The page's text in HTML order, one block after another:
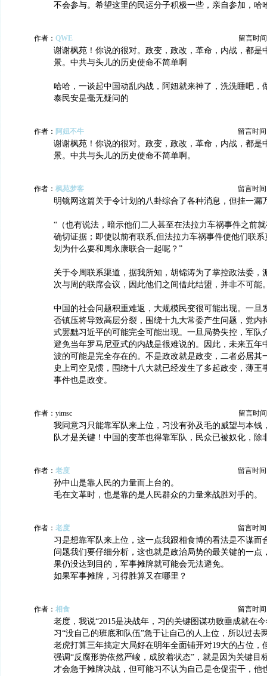
不会参与。希望这里的民运分子积极一些，亲自参加，哈
作者： QWE 留言时
谢谢枫苑！你说的很对。政变，政改，革命，内战，都是
景。中共与头儿的历史使命不简单啊
哈哈，一谈起中国动乱内战，阿妞就来神了，洗洗睡吧，
泰民安是毫无疑问的
作者： 阿妞不牛 留言时间
谢谢枫苑！你说的很对。政变，政改，革命，内战，都是
景。中共与头儿的历史使命不简单啊。
作者： 枫苑梦客 留言时间
明镜网这篇关于令计划的八卦综合了各种消息，但挂一漏
“（也有说法，暗示他们二人甚至在法拉力车祸事件之前
确切证据；即使以前有联系,但法拉力车祸事件使他们联
划为什么要和周永康联合一起呢？”
关于令周联系渠道，据我所知，胡锦涛为了掌控政法委，
次与周的联席会议，因此他们之间借此结盟，并非不可能
中国的社会问题积重难返，大规模民变很可能出现。一旦
否镇压将导致高层分裂，围绕十九大常委产生问题，党内
式罢黜习近平的可能完全可能出现。一旦局势失控，军队
避免当年罗马尼亚式的内战是很难说的。因此，未来五年
波的可能是完全存在的。不是政改就是政变，二者必居其
史上司空见惯，围绕十八大就已经发生了多起政变，薄王
事件也是政变。
作者：yimsc 留言时
我同意习只能靠军队来上位，习没有孙及毛的威望与本钱
队才是关键！中国的变革也得靠军队，民众已被奴化，除
作者： 老度 留言时间
孙中山是靠人民的力量而上台的。
毛在文革时，也是靠的是人民群众的力量来战胜对手的。
作者： 老度 留言时间
习是想靠军队来上位，这一点我跟相食博的看法是不谋而
问题我们要仔细分析，这也就是政治局势的最关键的一点
果仍没达到目的，军事摊牌就可能会无法避免。
如果军事摊牌，习得胜算又在哪里？
作者： 相食 留言时间
老度，我说“2015是决战年，习的关键图谋功败垂成就在
习“没自己的班底和队伍”急于让自己的人上位，所以过去
老虎打算三年搞定大局好在明年全面铺开对19大的占位，
强调“反腐形势依然严峻，成胶着状态”，就是因为关键目
才会急于摊牌决战，但可能习不认为自己是仓促蛮干，他